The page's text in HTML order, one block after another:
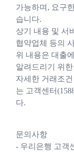
가능하며, 요구
습니다.
상기 내용 및 서
협약업체 등의
위 내용은 대출
알려드리기 위
자세한 거래조
는 고객센터
다.
문의사항
- 우리은행 고객